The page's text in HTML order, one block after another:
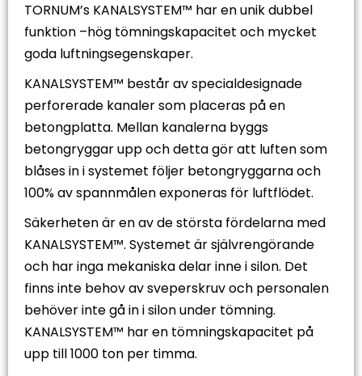
TORNUM’s KANALSYSTEM™ har en unik dubbel
funktion –hög tömningskapacitet och mycket
goda luftningsegenskaper.
KANALSYSTEM™ består av specialdesignade
perforerade kanaler som placeras på en
betongplatta. Mellan kanalerna byggs
betongryggar upp och detta gör att luften som
blåses in i systemet följer betongryggarna och
100% av spannmålen exponeras för luftflödet.
Säkerheten är en av de största fördelarna med
KANALSYSTEM™. Systemet är självrengörande
och har inga mekaniska delar inne i silon. Det
finns inte behov av sveperskruv och personalen
behöver inte gå in i silon under tömning.
KANALSYSTEM™ har en tömningskapacitet på
upp till 1000 ton per timma.